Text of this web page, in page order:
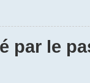
par le